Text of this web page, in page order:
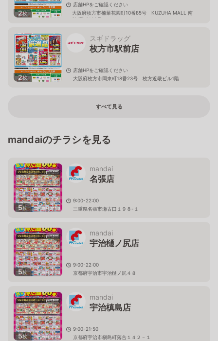
2枚
店舗HPをご確認ください
大阪府枚方市楠葉花園町10番85号 KUZUHA MALL 南
館1階 S103号
2枚
スギドラッグ
枚方市駅前店
店舗HPをご確認ください
大阪府枚方市岡東町18番23号 枚方近畿ビル1階
すべて見る
mandaiのチラシを見る
5枚
mandai
名張店
9:00-22:00
三重県名張市瀬古口１９８-１
5枚
mandai
宇治樋ノ尻店
9:00-22:00
京都府宇治市宇治樋ノ尻４８
5枚
mandai
宇治槙島店
9:00-21:50
京都府宇治市槇島町落合１４２－１